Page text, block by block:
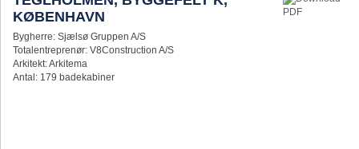
KØBENHAVN
Bygherre: Sjælsø Gruppen A/S
Totalentreprenør: V8Construction A/S
Arkitekt: Arkitema
Antal: 179 badekabiner